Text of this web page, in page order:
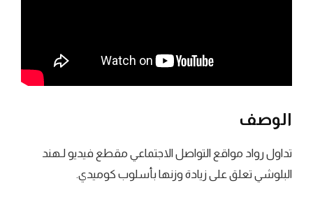
الوصف
تداول رواد مواقع التواصل الاجتماعي مقطع فيديو لـهند
البلوشي تعلق على زيادة وزنها بأسلوب كوميدي.